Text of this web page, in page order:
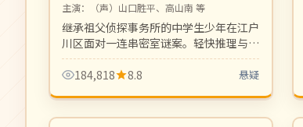
主演： （声）山口胜平、高山南 等
继承祖父侦探事务所的中学生少年在江户
川区面对一连串密室谜案。轻快推理与校
园生活结合，新世代少年推理动画。
184,818
8.8 悬疑
完结 11:35